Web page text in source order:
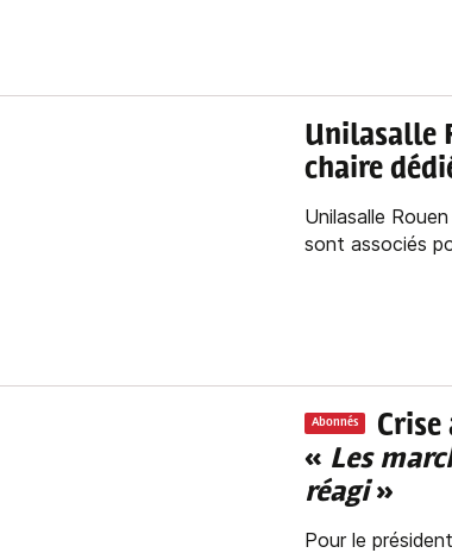
Unilasalle
chaire
Unilasalle
sont associés
Abonnés
« Les
réagi»
Pour le